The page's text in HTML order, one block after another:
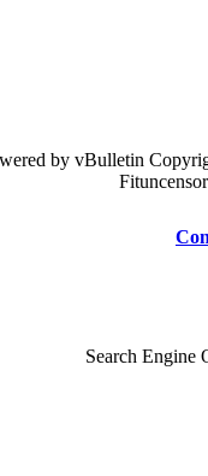
by vBulletin
Search Engine